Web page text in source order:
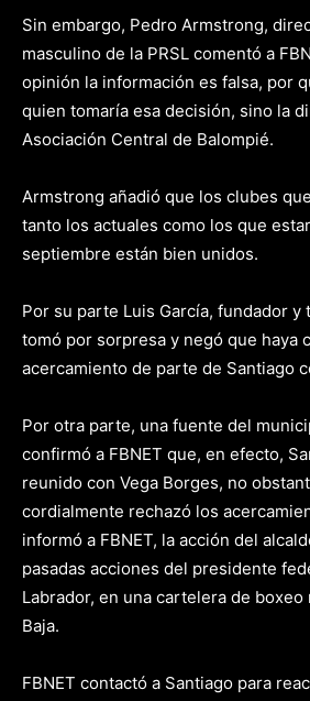
Sin embargo, Pedro Armstrong,
masculino de la PRSL comentó a
opinión la información es falsa, por
quien tomaría esa decisión, sino la
Asociación Central de Balompié.
Armstrong añadió que los clubes
tanto los actuales como los que
septiembre están bien unidos.
Por su parte Luis García, fundador y
tomó por sorpresa y negó que haya
acercamiento de parte de Santiago
Por otra parte, una fuente del
confirmó a FBNET que, en efecto,
reunido con Vega Borges, no
cordialmente rechazó los
informó a FBNET, la acción del
pasadas acciones del presidente
Labrador, en una cartelera de boxeo
Baja.
FBNET contactó a Santiago para